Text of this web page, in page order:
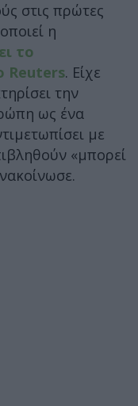
στις πρώτες
η
το
Reuters. Είχε
την
ως ένα
με
«μπορεί